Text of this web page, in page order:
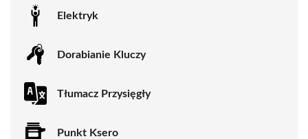
Elektryk
Dorabianie Kluczy
Tłumacz Przysięgły
Punkt Ksero